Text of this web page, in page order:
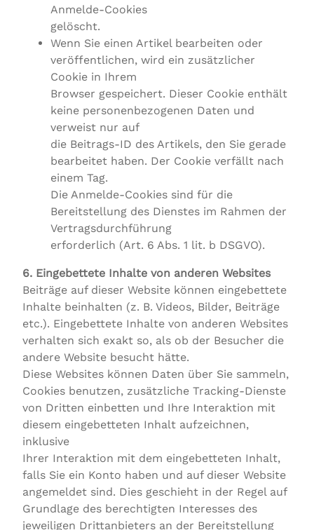
Anmelde-Cookies
gelöscht.
Wenn Sie einen Artikel bearbeiten oder
veröffentlichen, wird ein zusätzlicher
Cookie in Ihrem
Browser gespeichert. Dieser Cookie enthält
keine personenbezogenen Daten und
verweist nur auf
die Beitrags-ID des Artikels, den Sie gerade
bearbeitet haben. Der Cookie verfällt nach
einem Tag.
Die Anmelde-Cookies sind für die
Bereitstellung des Dienstes im Rahmen der
Vertragsdurchführung
erforderlich (Art. 6 Abs. 1 lit. b DSGVO).
6. Eingebettete Inhalte von anderen Websites
Beiträge auf dieser Website können eingebettete
Inhalte beinhalten (z. B. Videos, Bilder, Beiträge
etc.). Eingebettete Inhalte von anderen Websites
verhalten sich exakt so, als ob der Besucher die
andere Website besucht hätte.
Diese Websites können Daten über Sie sammeln,
Cookies benutzen, zusätzliche Tracking-Dienste
von Dritten einbetten und Ihre Interaktion mit
diesem eingebetteten Inhalt aufzeichnen,
inklusive
Ihrer Interaktion mit dem eingebetteten Inhalt,
falls Sie ein Konto haben und auf dieser Website
angemeldet sind. Dies geschieht in der Regel auf
Grundlage des berechtigten Interesses des
jeweiligen Drittanbieters an der Bereitstellung